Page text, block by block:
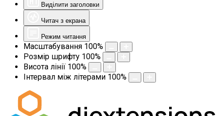
Виділити заголовки
Читач з екрана
Режим читання
Масштабування 100%
Розмір шрифту 100%
Висота лінії 100%
Інтервал між літерами 100%